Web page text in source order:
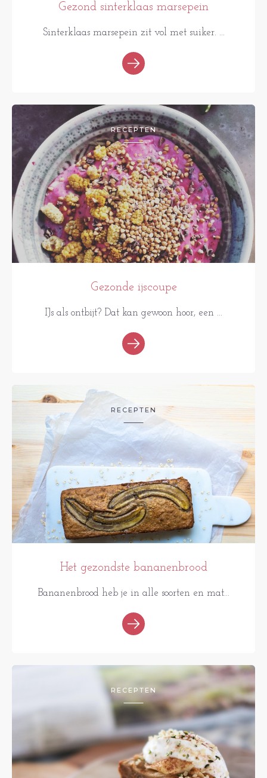
Gezond sinterklaas marsepein
Sinterklaas marsepein zit vol met suiker. ...
RECEPTEN
Gezonde ijscoupe
IJs als ontbijt? Dat kan gewoon hoor, een ...
RECEPTEN
Het gezondste bananenbrood
Bananenbrood heb je in alle soorten en mat...
RECEPTEN